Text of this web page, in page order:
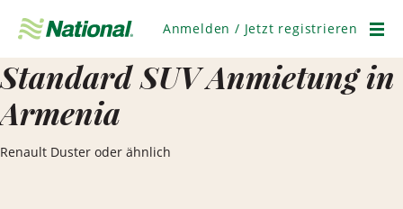
überspringen
Anmelden / Jetzt registrieren
Standard SUV Anmietung in
Armenia
Renault Duster oder ähnlich